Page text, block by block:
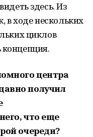
здесь. Из
в ходе нескольких
циклов
центра
получил
что еще
очереди?